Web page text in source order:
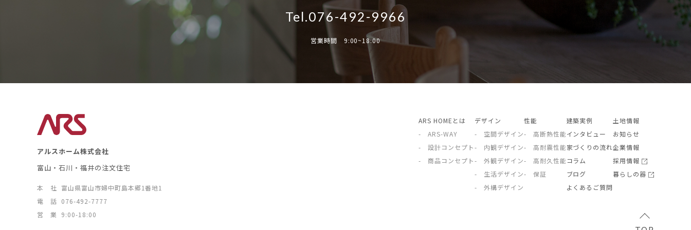
Tel.076-492-9966
営業時間 9:00~18:00
アルスホーム株式会社
富山・石川・福井の注文住宅
本 社 富山県富山市婦中町島本郷1番地1
電 話 076-492-7777
営 業 9:00-18:00
ARS HOMEとは
- ARS-WAY
- 設計コンセプト
- 商品コンセプト
デザイン
- 空間デザイン
- 内観デザイン
- 外観デザイン
- 生活デザイン
- 外構デザイン
性能
- 高断熱性能
- 高耐震性能
- 高耐久性能
- 保証
建築実例
インタビュー
家づくりの流れ
コラム
ブログ
よくあるご質問
土地情報
お知らせ
企業情報
採用情報
暮らしの器